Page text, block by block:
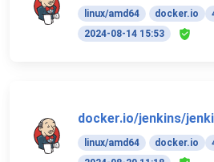
linux/amd64 docker.io
2024-08-14 15:53
docker.io/jenkins/
linux/amd64 docker.io